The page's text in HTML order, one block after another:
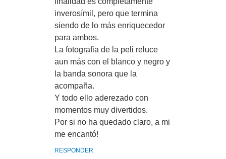
inverosímil, pero que termina
siendo de lo más enriquecedor
para ambos.
La fotografia de la peli reluce
aun más con el blanco y negro y
la banda sonora que la
acompaña.
Y todo ello aderezado con
momentos muy divertidos.
Por si no ha quedado claro, a mi
me encantó!
RESPONDER